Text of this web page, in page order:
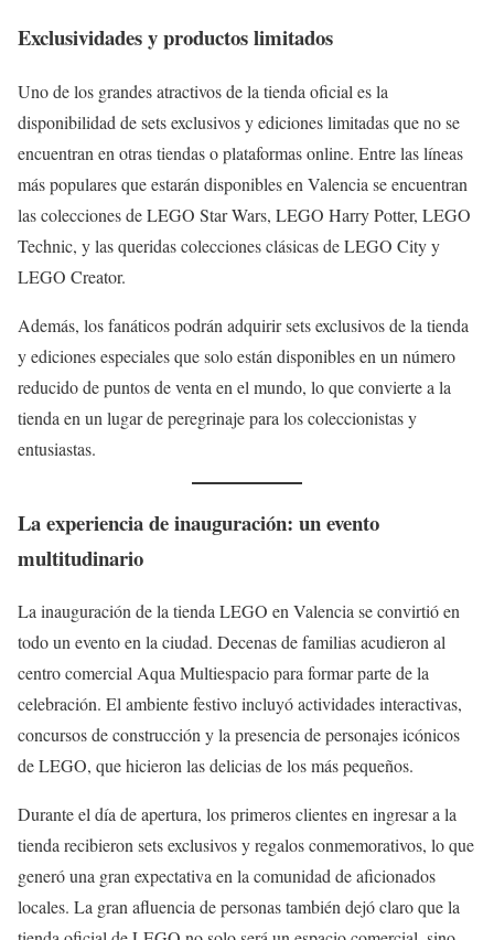
Exclusividades y productos limitados
Uno de los grandes atractivos de la tienda oficial es la
disponibilidad de sets exclusivos y ediciones limitadas que no se
encuentran en otras tiendas o plataformas online. Entre las líneas
más populares que estarán disponibles en Valencia se encuentran
las colecciones de LEGO Star Wars, LEGO Harry Potter, LEGO
Technic, y las queridas colecciones clásicas de LEGO City y
LEGO Creator.
Además, los fanáticos podrán adquirir sets exclusivos de la tienda
y ediciones especiales que solo están disponibles en un número
reducido de puntos de venta en el mundo, lo que convierte a la
tienda en un lugar de peregrinaje para los coleccionistas y
entusiastas.
La experiencia de inauguración: un evento
multitudinario
La inauguración de la tienda LEGO en Valencia se convirtió en
todo un evento en la ciudad. Decenas de familias acudieron al
centro comercial Aqua Multiespacio para formar parte de la
celebración. El ambiente festivo incluyó actividades interactivas,
concursos de construcción y la presencia de personajes icónicos
de LEGO, que hicieron las delicias de los más pequeños.
Durante el día de apertura, los primeros clientes en ingresar a la
tienda recibieron sets exclusivos y regalos conmemorativos, lo que
generó una gran expectativa en la comunidad de aficionados
locales. La gran afluencia de personas también dejó claro que la